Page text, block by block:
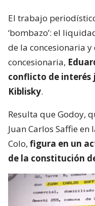
El trabajo
‘bombazo’: el
de la concesionaria
concesionaria,
conflicto de interés
Kiblisky.
Resulta que Godoy,
Juan Carlos Saffie
Colo, figura en un
de la constitución